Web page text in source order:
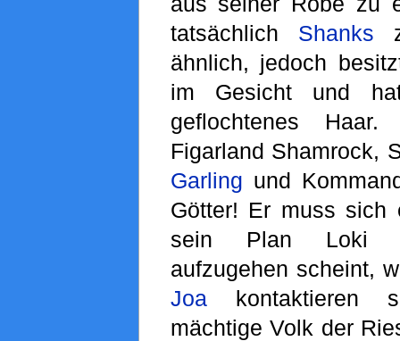
tatsächlich Shanks
ähnlich, jedoch
im Gesicht und
geflochtenes
Figarland Shamrock,
Garling und
Götter! Er muss sich
sein Plan Loki
aufzugehen scheint,
Joakontaktieren
mächtige Volk der